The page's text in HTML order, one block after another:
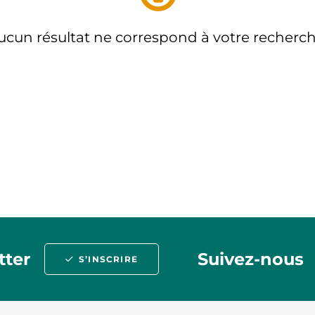
résultat ne correspond à votre
S’INSCRIRE Suivez-nous